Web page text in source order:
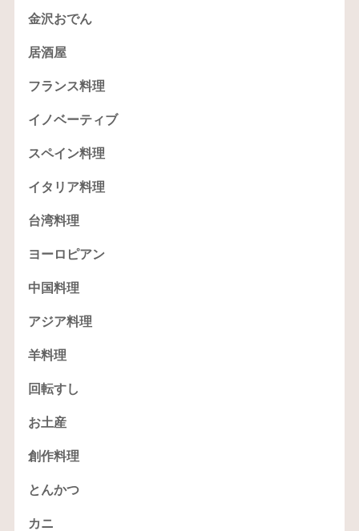
金沢おでん
居酒屋
フランス料理
イノベーティブ
スペイン料理
イタリア料理
台湾料理
ヨーロピアン
中国料理
アジア料理
羊料理
回転すし
お土産
創作料理
とんかつ
カニ